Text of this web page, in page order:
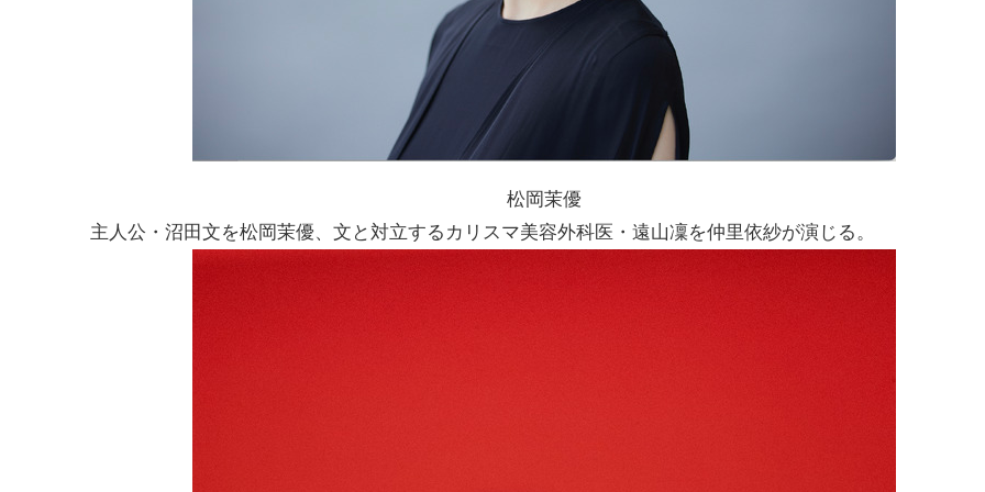
松岡茉優
主人公・沼田文を松岡茉優、文と対立するカリスマ美容外科医・遠山凜を仲里依紗が演じる。